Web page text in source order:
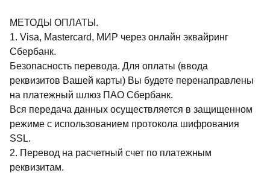
МЕТОДЫ ОПЛАТЫ.
1. Visa, Mastercard, МИР через онлайн эквайринг
Сбербанк.
Безопасность перевода. Для оплаты (ввода
реквизитов Вашей карты) Вы будете перенаправлены
на платежный шлюз ПАО Сбербанк.
Вся передача данных осуществляется в защищенном
режиме с использованием протокола шифрования
SSL.
2. Перевод на расчетный счет по платежным
реквизитам.